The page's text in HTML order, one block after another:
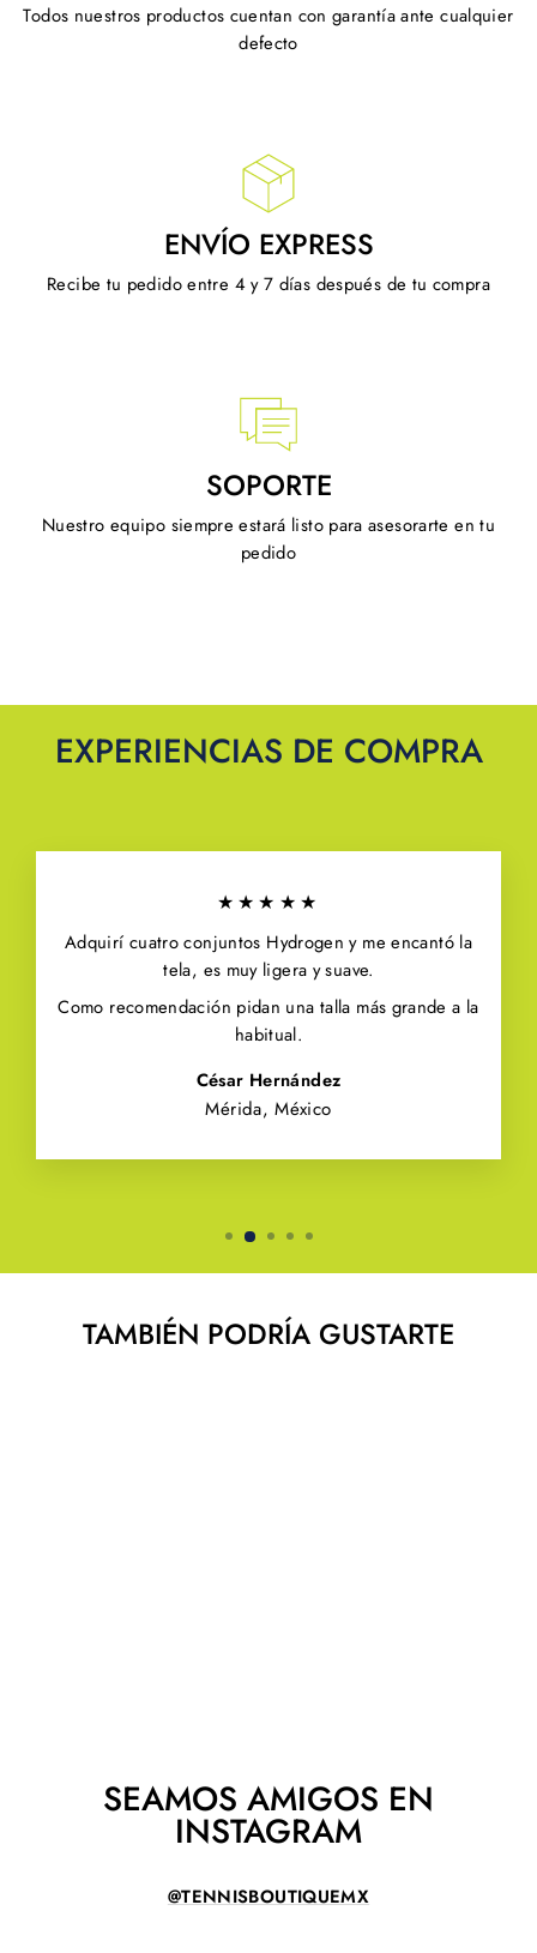
Todos nuestros productos cuentan con garantía ante cualquier
defecto
ENVÍO EXPRESS
Recibe tu pedido entre 4 y 7 días después de tu compra
SOPORTE
Nuestro equipo siempre estará listo para asesorarte en tu
pedido
EXPERIENCIAS DE COMPRA
★★★★★
Adquirí cuatro conjuntos Hydrogen y me encantó la
tela, es muy ligera y suave.
Como recomendación pidan una talla más grande a la
habitual.
César Hernández
Mérida, México
TAMBIÉN PODRÍA GUSTARTE
SEAMOS AMIGOS EN
INSTAGRAM
@TENNISBOUTIQUEMX